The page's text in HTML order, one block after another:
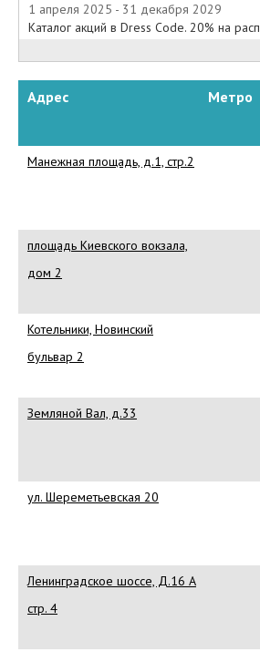
1 апреля 2025 - 31 декабря 2029
Каталог акций в Dress Code. 20% на
Адрес Метро
Манежная площадь, д.1, стр.2
площадь Киевского вокзала,
дом 2
Котельники, Новинский
бульвар 2
Земляной Вал, д.33
ул. Шереметьевская 20
Ленинградское шоссе, Д.16 А
стр. 4